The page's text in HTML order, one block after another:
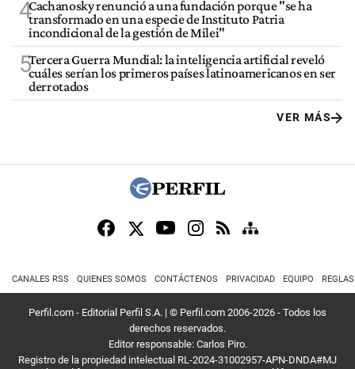
4Cachanosky renunció a una fundación porque "se ha
transformado en una especie de Instituto Patria
incondicional de la gestión de Milei"
5Tercera Guerra Mundial: la inteligencia artificial reveló
cuáles serían los primeros países latinoamericanos en ser
derrotados
VER MÁS
CANALES RSS QUIENES SOMOS CONTÁCTENOS PRIVACIDAD EQUIPO
Perfil.com - Editorial Perfil S.A. | © Perfil.com 2006-2026 - Todos los
derechos reservados.
Editor responsable: Carlos Piro.
Registro de la propiedad intelectual RL-2024-31002957-APN-DNDA#MJ